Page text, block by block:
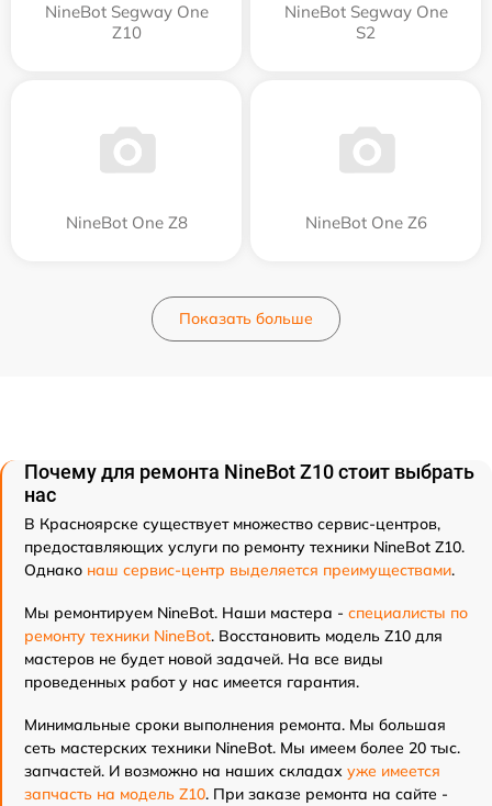
NineBot Segway One
Z10
NineBot Segway One
S2
NineBot One Z8 NineBot One Z6
Показать больше
Почему для ремонта NineBot Z10 стоит выбрать
нас
В Красноярске существует множество сервис-центров,
предоставляющих услуги по ремонту техники NineBot Z10.
Однако наш сервис-центр выделяется преимуществами.
Мы ремонтируем NineBot. Наши мастера - специалисты по
ремонту техники NineBot. Восстановить модель Z10 для
мастеров не будет новой задачей. На все виды
проведенных работ у нас имеется гарантия.
Минимальные сроки выполнения ремонта. Мы большая
сеть мастерских техники NineBot. Мы имеем более 20 тыс.
запчастей. И возможно на наших складах уже имеется
запчасть на модель Z10. При заказе ремонта на сайте -